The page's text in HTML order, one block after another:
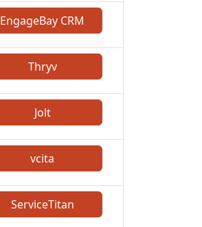
EngageBay CRM
Thryv
Jolt
vcita
ServiceTitan